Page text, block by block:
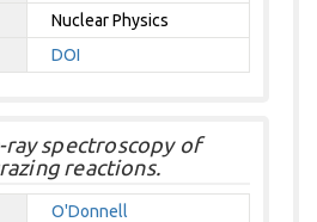
Nuclear Physics
DOI
ray spectroscopy of
reactions.
O'Donnell